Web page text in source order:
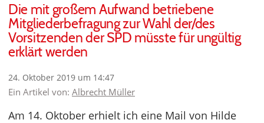
Die mit großem Aufwand betriebene
Mitgliederbefragung zur Wahl der/des
Vorsitzenden der SPD müsste für ungültig
erklärt werden
24. Oktober 2019 um 14:47
Ein Artikel von: Albrecht Müller
Am 14. Oktober erhielt ich eine Mail von Hilde